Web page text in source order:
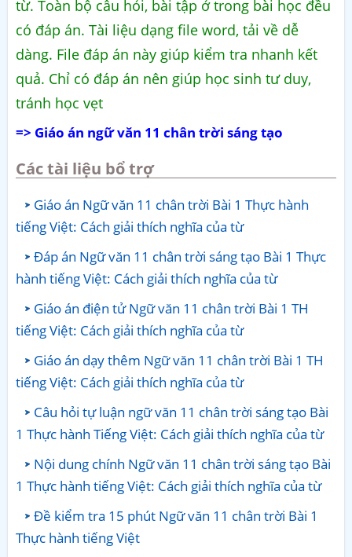
từ. Toàn bộ câu hỏi, bài tập ở trong bài học đều
có đáp án. Tài liệu dạng file word, tải về dễ
dàng. File đáp án này giúp kiểm tra nhanh kết
quả. Chỉ có đáp án nên giúp học sinh tư duy,
tránh học vẹt
=> Giáo án ngữ văn 11 chân trời sáng tạo
Các tài liệu bổ trợ
Giáo án Ngữ văn 11 chân trời Bài 1 Thực hành
tiếng Việt: Cách giải thích nghĩa của từ
Đáp án Ngữ văn 11 chân trời sáng tạo Bài 1 Thực
hành tiếng Việt: Cách giải thích nghĩa của từ
Giáo án điện tử Ngữ văn 11 chân trời Bài 1 TH
tiếng Việt: Cách giải thích nghĩa của từ
Giáo án dạy thêm Ngữ văn 11 chân trời Bài 1 TH
tiếng Việt: Cách giải thích nghĩa của từ
Câu hỏi tự luận ngữ văn 11 chân trời sáng tạo Bài
1 Thực hành Tiếng Việt: Cách giải thích nghĩa của từ
Nội dung chính Ngữ văn 11 chân trời sáng tạo Bài
1 Thực hành tiếng Việt: Cách giải thích nghĩa của từ
Đề kiểm tra 15 phút Ngữ văn 11 chân trời Bài 1
Thực hành tiếng Việt